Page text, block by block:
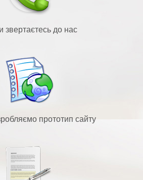
звертаєтесь до нас
прототип сайту